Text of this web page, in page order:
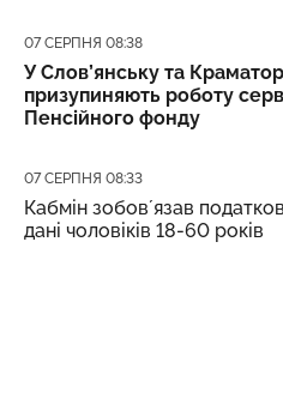
Дата публікації
07 СЕРПНЯ 08:38
У Слов’янську та
призупиняють роботу
Пенсійного фонду
Дата публікації
07 СЕРПНЯ 08:33
Кабмін зобовʼязав
дані чоловіків 18-60 років